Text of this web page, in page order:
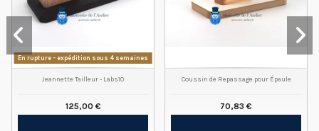
En rupture - expédition sous 4 semaines
Jeannette Tailleur - Labs10
125,00 €
Coussin de Repassage pour Épaule
70,83 €